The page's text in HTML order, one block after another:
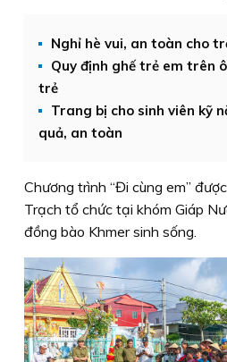
Nghỉ hè vui, an toàn cho
Quy định ghế trẻ em trên
trẻ
Trang bị cho sinh viên kỹ
quả, an toàn
Chương trình “Đi cùng em”
Trạch tổ chức tại khóm Giáp
đồng bào Khmer sinh sống.